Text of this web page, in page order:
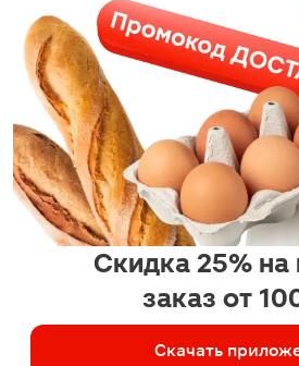
Скидка 25%
заказ от
Скачать